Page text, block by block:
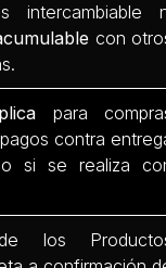
con
para
contra
si se realiza
los